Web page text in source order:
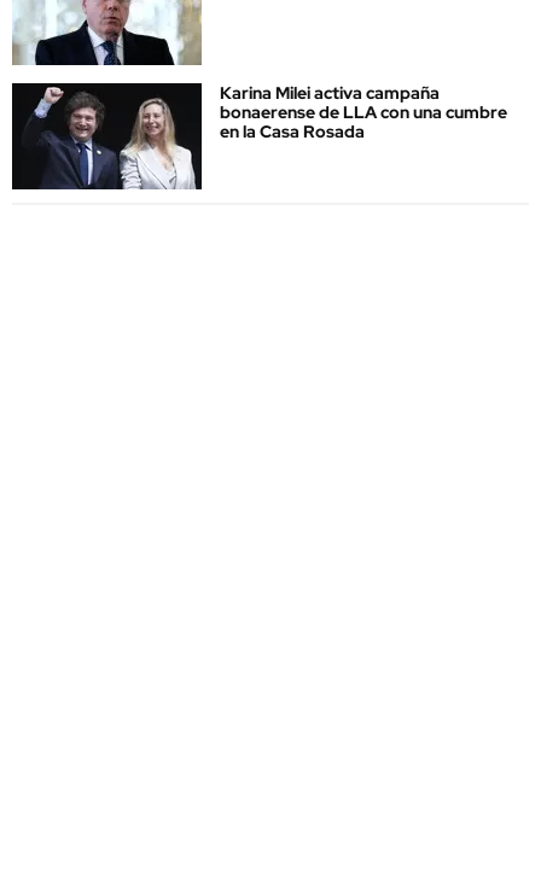
Karina Milei activa campaña
bonaerense de LLA con una cumbre
en la Casa Rosada